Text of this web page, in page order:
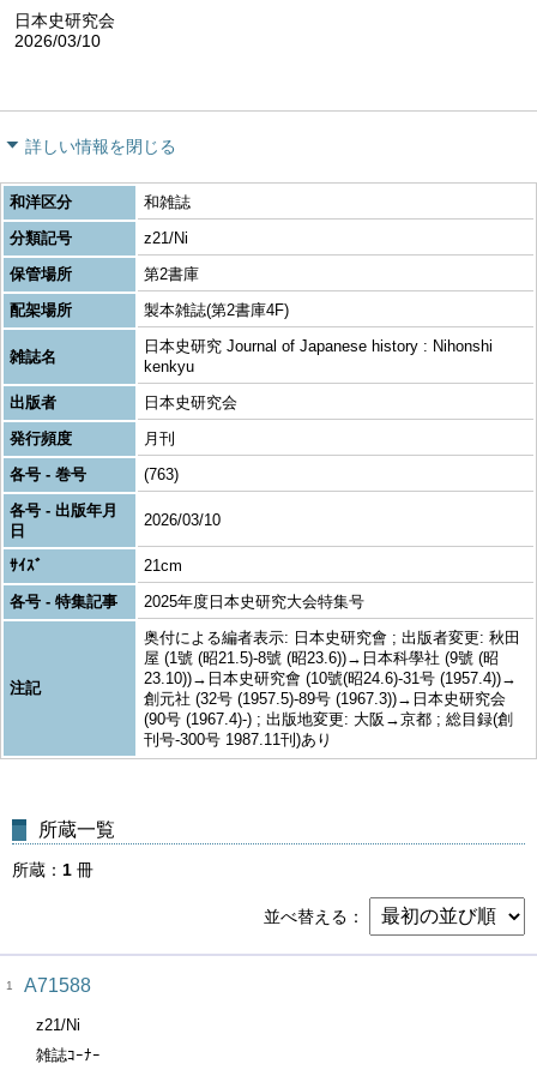
日本史研究会
2026/03/10
詳しい情報を閉じる
和洋区分
和雑誌
分類記号
z21/Ni
保管場所
第2書庫
配架場所
製本雑誌(第2書庫4F)
雑誌名
日本史研究 Journal of Japanese history : Nihonshi
kenkyu
出版者
日本史研究会
発行頻度
月刊
各号 - 巻号
(763)
各号 - 出版年月
日
2026/03/10
ｻｲｽﾞ
21cm
各号 - 特集記事
2025年度日本史研究大会特集号
注記
奥付による編者表示: 日本史研究會 ; 出版者変更: 秋田
屋 (1號 (昭21.5)-8號 (昭23.6))→日本科學社 (9號 (昭
23.10))→日本史研究會 (10號(昭24.6)-31号 (1957.4))→
創元社 (32号 (1957.5)-89号 (1967.3))→日本史研究会
(90号 (1967.4)-) ; 出版地変更: 大阪→京都 ; 総目録(創
刊号-300号 1987.11刊)あり
所蔵一覧
所蔵 1 冊
並べ替える
1 A71588
z21/Ni
雑誌ｺｰﾅｰ